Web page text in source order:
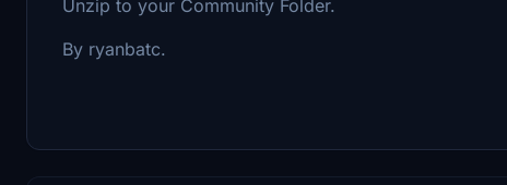
Unzip to your Community Folder.
By ryanbatc.